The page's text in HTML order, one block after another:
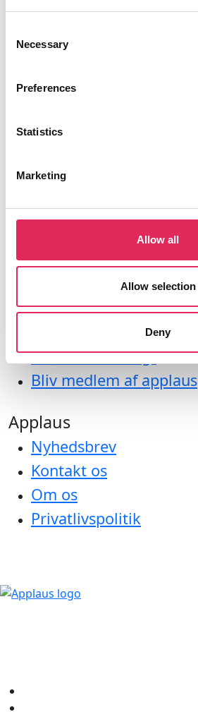
Selection
Necessary
Preferences
Statistics
Marketing
Allow all
Allow selection
Deny
København
Aktiviteter
Undersøgelser
Kurser
Litteraturoversigt
Bliv medlem af applaus
Applaus
Nyhedsbrev
Kontakt os
Om os
Privatlivspolitik